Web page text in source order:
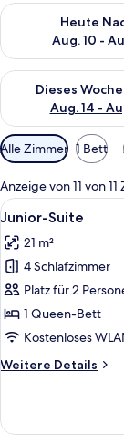
Heute
Aug. 10 -
Überprüfe die
Dieses
Aug. 14 -
Überprüfe die
Verfügbare
Filter
für
Zimmer
Alle Zimmer 1 Bett
Anzeige von 11 von
Alle
Fotos
für
Junior-
Suite
anzeigen
6
Junior-Suite
21 m²
4 Schlafzimmer
Platz für 2
1 Queen-Bett
Kostenloses
Weitere Details
Weitere
Suite